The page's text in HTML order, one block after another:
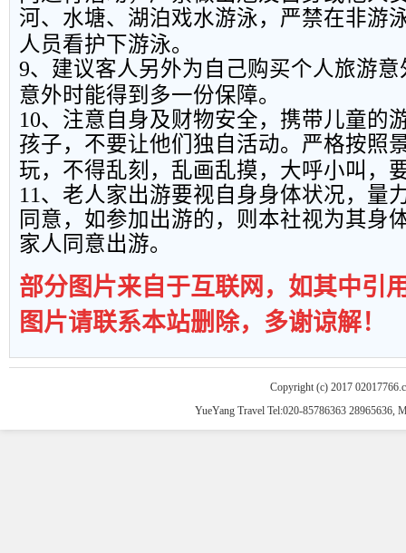
河、水塘、湖泊戏水游泳，严禁在非游
人员看护下游泳。
9、建议客人另外为自己购买个人旅游
意外时能得到多一份保障。
10、注意自身及财物安全，携带儿童的
孩子，不要让他们独自活动。严格按照
玩，不得乱刻，乱画乱摸，大呼小叫，
11、老人家出游要视自身身体状况，量
同意，如参加出游的，则本社视为其身
家人同意出游。
部分图片来自于互联网，如其中引
图片请联系本站删除，多谢谅解！
Copyright (c) 2017
YueYang Travel Tel:020-85786363 28965636,